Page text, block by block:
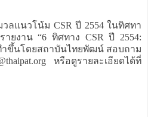
ลแนวโน้ม CSR ปี 2554 ในทิศทา
ายงาน “6 ทิศทาง CSR ปี 2554:
ทำขึ้นโดยสถาบันไทยพัฒน์ สอบถาม
หรือดูรายละเอียดได้ที่